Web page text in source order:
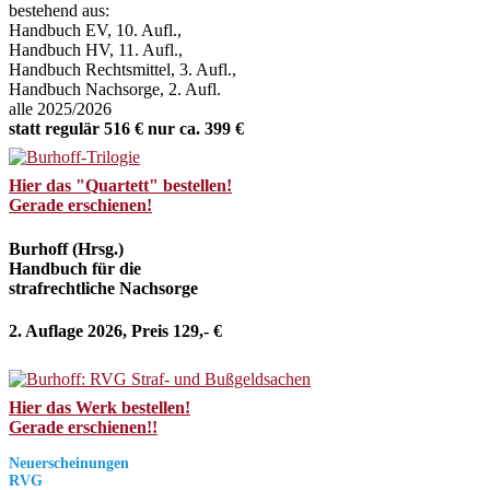
bestehend aus:
Handbuch EV, 10. Aufl.,
Handbuch HV, 11. Aufl.,
Handbuch Rechtsmittel, 3. Aufl.,
Handbuch Nachsorge, 2. Aufl.
alle 2025/2026
statt regulär 516 € nur ca. 399 €
Hier das "Quartett" bestellen!
Gerade erschienen!
Burhoff (Hrsg.)
Handbuch für die
strafrechtliche Nachsorge
2. Auflage 2026, Preis 129,- €
Hier das Werk bestellen!
Gerade erschienen!!
Neuerscheinungen
RVG